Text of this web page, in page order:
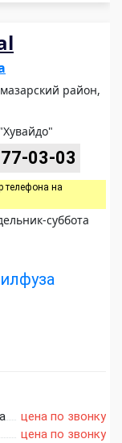
район,
03-03
телефона на
суббота
цена по звонку
цена по звонку